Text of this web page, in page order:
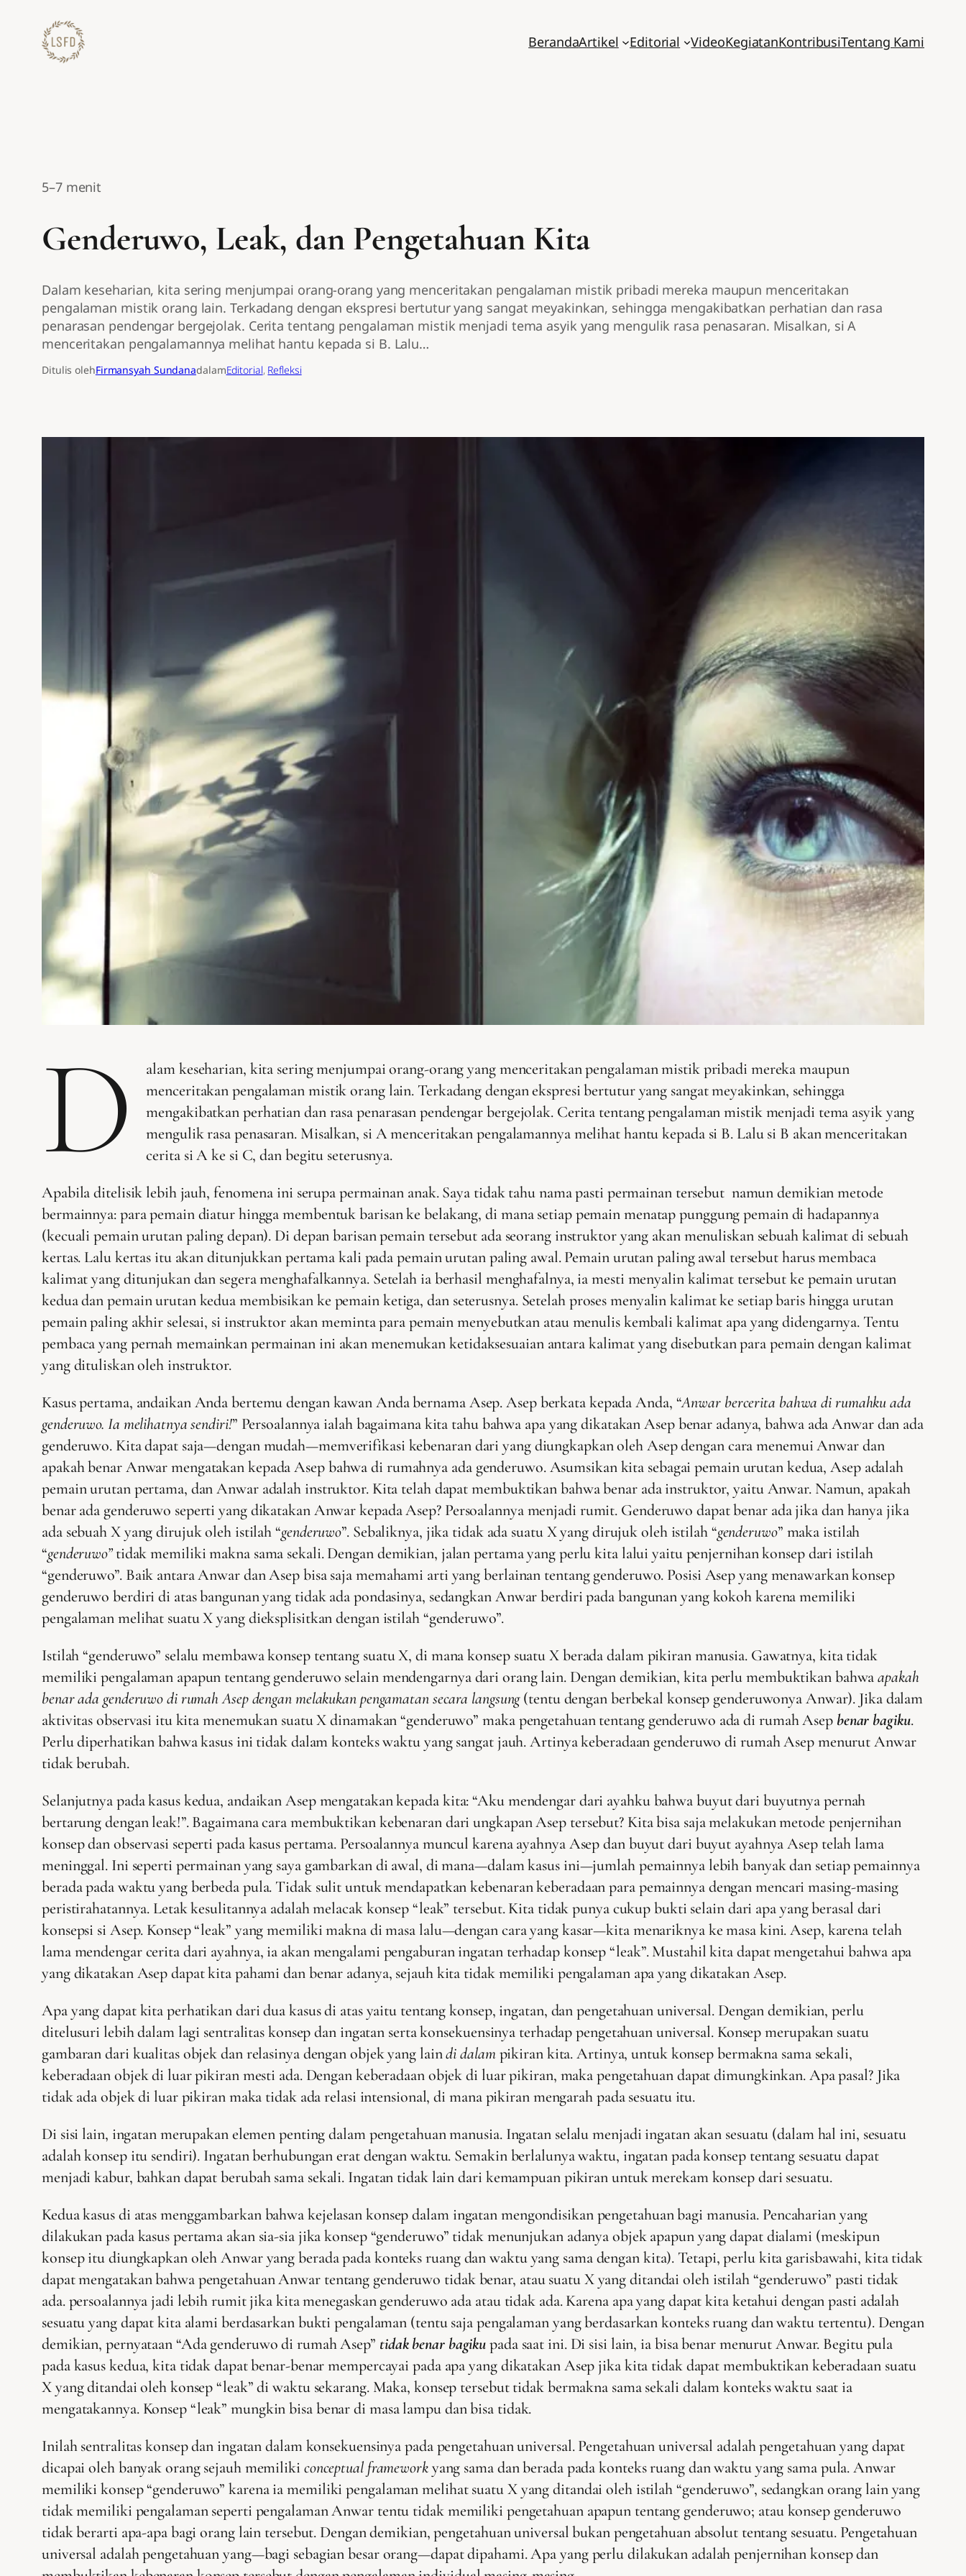
konten
BerandaArtikel Editorial VideoKegiatanKontribusiTentang Kami
5–7 menit
Genderuwo, Leak, dan Pengetahuan Kita
Dalam keseharian, kita sering menjumpai orang-orang yang menceritakan pengalaman mistik pribadi mereka maupun menceritakan
pengalaman mistik orang lain. Terkadang dengan ekspresi bertutur yang sangat meyakinkan, sehingga mengakibatkan perhatian dan rasa
penarasan pendengar bergejolak. Cerita tentang pengalaman mistik menjadi tema asyik yang mengulik rasa penasaran. Misalkan, si A
menceritakan pengalamannya melihat hantu kepada si B. Lalu…
Ditulis olehFirmansyah SundanadalamEditorial, Refleksi
D
alam keseharian, kita sering menjumpai orang-orang yang menceritakan pengalaman mistik pribadi mereka maupun
menceritakan pengalaman mistik orang lain. Terkadang dengan ekspresi bertutur yang sangat meyakinkan, sehingga
mengakibatkan perhatian dan rasa penarasan pendengar bergejolak. Cerita tentang pengalaman mistik menjadi tema asyik yang
mengulik rasa penasaran. Misalkan, si A menceritakan pengalamannya melihat hantu kepada si B. Lalu si B akan menceritakan
cerita si A ke si C, dan begitu seterusnya.
Apabila ditelisik lebih jauh, fenomena ini serupa permainan anak. Saya tidak tahu nama pasti permainan tersebut namun demikian metode
bermainnya: para pemain diatur hingga membentuk barisan ke belakang, di mana setiap pemain menatap punggung pemain di hadapannya
(kecuali pemain urutan paling depan). Di depan barisan pemain tersebut ada seorang instruktor yang akan menuliskan sebuah kalimat di sebuah
kertas. Lalu kertas itu akan ditunjukkan pertama kali pada pemain urutan paling awal. Pemain urutan paling awal tersebut harus membaca
kalimat yang ditunjukan dan segera menghafalkannya. Setelah ia berhasil menghafalnya, ia mesti menyalin kalimat tersebut ke pemain urutan
kedua dan pemain urutan kedua membisikan ke pemain ketiga, dan seterusnya. Setelah proses menyalin kalimat ke setiap baris hingga urutan
pemain paling akhir selesai, si instruktor akan meminta para pemain menyebutkan atau menulis kembali kalimat apa yang didengarnya. Tentu
pembaca yang pernah memainkan permainan ini akan menemukan ketidaksesuaian antara kalimat yang disebutkan para pemain dengan kalimat
yang dituliskan oleh instruktor.
Kasus pertama, andaikan Anda bertemu dengan kawan Anda bernama Asep. Asep berkata kepada Anda, “Anwar bercerita bahwa di rumahku ada
genderuwo. Ia melihatnya sendiri!” Persoalannya ialah bagaimana kita tahu bahwa apa yang dikatakan Asep benar adanya, bahwa ada Anwar dan ada
genderuwo. Kita dapat saja—dengan mudah—memverifikasi kebenaran dari yang diungkapkan oleh Asep dengan cara menemui Anwar dan
apakah benar Anwar mengatakan kepada Asep bahwa di rumahnya ada genderuwo. Asumsikan kita sebagai pemain urutan kedua, Asep adalah
pemain urutan pertama, dan Anwar adalah instruktor. Kita telah dapat membuktikan bahwa benar ada instruktor, yaitu Anwar. Namun, apakah
benar ada genderuwo seperti yang dikatakan Anwar kepada Asep? Persoalannya menjadi rumit. Genderuwo dapat benar ada jika dan hanya jika
ada sebuah X yang dirujuk oleh istilah “genderuwo”. Sebaliknya, jika tidak ada suatu X yang dirujuk oleh istilah “genderuwo” maka istilah
“genderuwo”tidak memiliki makna sama sekali. Dengan demikian, jalan pertama yang perlu kita lalui yaitu penjernihan konsep dari istilah
“genderuwo”. Baik antara Anwar dan Asep bisa saja memahami arti yang berlainan tentang genderuwo. Posisi Asep yang menawarkan konsep
genderuwo berdiri di atas bangunan yang tidak ada pondasinya, sedangkan Anwar berdiri pada bangunan yang kokoh karena memiliki
pengalaman melihat suatu X yang dieksplisitkan dengan istilah “genderuwo”.
Istilah “genderuwo” selalu membawa konsep tentang suatu X, di mana konsep suatu X berada dalam pikiran manusia. Gawatnya, kita tidak
memiliki pengalaman apapun tentang genderuwo selain mendengarnya dari orang lain. Dengan demikian, kita perlu membuktikan bahwaapakah
benar ada genderuwo di rumah Asep dengan melakukan pengamatan secara langsung(tentu dengan berbekal konsep genderuwonya Anwar). Jika dalam
aktivitas observasi itu kita menemukan suatu X dinamakan “genderuwo” maka pengetahuan tentang genderuwo ada di rumah Asep benar bagiku.
Perlu diperhatikan bahwa kasus ini tidak dalam konteks waktu yang sangat jauh. Artinya keberadaan genderuwo di rumah Asep menurut Anwar
tidak berubah.
Selanjutnya pada kasus kedua, andaikan Asep mengatakan kepada kita: “Aku mendengar dari ayahku bahwa buyut dari buyutnya pernah
bertarung dengan leak!”. Bagaimana cara membuktikan kebenaran dari ungkapan Asep tersebut? Kita bisa saja melakukan metode penjernihan
konsep dan observasi seperti pada kasus pertama. Persoalannya muncul karena ayahnya Asep dan buyut dari buyut ayahnya Asep telah lama
meninggal. Ini seperti permainan yang saya gambarkan di awal, di mana—dalam kasus ini—jumlah pemainnya lebih banyak dan setiap pemainnya
berada pada waktu yang berbeda pula. Tidak sulit untuk mendapatkan kebenaran keberadaan para pemainnya dengan mencari masing-masing
peristirahatannya. Letak kesulitannya adalah melacak konsep “leak” tersebut. Kita tidak punya cukup bukti selain dari apa yang berasal dari
konsepsi si Asep. Konsep “leak” yang memiliki makna di masa lalu—dengan cara yang kasar—kita menariknya ke masa kini. Asep, karena telah
lama mendengar cerita dari ayahnya, ia akan mengalami pengaburan ingatan terhadap konsep “leak”. Mustahil kita dapat mengetahui bahwa apa
yang dikatakan Asep dapat kita pahami dan benar adanya, sejauh kita tidak memiliki pengalaman apa yang dikatakan Asep.
Apa yang dapat kita perhatikan dari dua kasus di atas yaitu tentang konsep, ingatan, dan pengetahuan universal. Dengan demikian, perlu
ditelusuri lebih dalam lagi sentralitas konsep dan ingatan serta konsekuensinya terhadap pengetahuan universal. Konsep merupakan suatu
gambaran dari kualitas objek dan relasinya dengan objek yang laindi dalampikiran kita. Artinya, untuk konsep bermakna sama sekali,
keberadaan objek di luar pikiran mesti ada. Dengan keberadaan objek di luar pikiran, maka pengetahuan dapat dimungkinkan. Apa pasal? Jika
tidak ada objek di luar pikiran maka tidak ada relasi intensional, di mana pikiran mengarah pada sesuatu itu.
Di sisi lain, ingatan merupakan elemen penting dalam pengetahuan manusia. Ingatan selalu menjadi ingatan akan sesuatu (dalam hal ini, sesuatu
adalah konsep itu sendiri). Ingatan berhubungan erat dengan waktu. Semakin berlalunya waktu, ingatan pada konsep tentang sesuatu dapat
menjadi kabur, bahkan dapat berubah sama sekali. Ingatan tidak lain dari kemampuan pikiran untuk merekam konsep dari sesuatu.
Kedua kasus di atas menggambarkan bahwa kejelasan konsep dalam ingatan mengondisikan pengetahuan bagi manusia. Pencaharian yang
dilakukan pada kasus pertama akan sia-sia jika konsep “genderuwo” tidak menunjukan adanya objek apapun yang dapat dialami (meskipun
konsep itu diungkapkan oleh Anwar yang berada pada konteks ruang dan waktu yang sama dengan kita). Tetapi, perlu kita garisbawahi, kita tidak
dapat mengatakan bahwa pengetahuan Anwar tentang genderuwo tidak benar, atau suatu X yang ditandai oleh istilah “genderuwo” pasti tidak
ada. persoalannya jadi lebih rumit jika kita menegaskan genderuwo ada atau tidak ada. Karena apa yang dapat kita ketahui dengan pasti adalah
sesuatu yang dapat kita alami berdasarkan bukti pengalaman (tentu saja pengalaman yang berdasarkan konteks ruang dan waktu tertentu). Dengan
demikian, pernyataan “Ada genderuwo di rumah Asep” tidak benar bagikupada saat ini. Di sisi lain, ia bisa benar menurut Anwar. Begitu pula
pada kasus kedua, kita tidak dapat benar-benar mempercayai pada apa yang dikatakan Asep jika kita tidak dapat membuktikan keberadaan suatu
X yang ditandai oleh konsep “leak” di waktu sekarang. Maka, konsep tersebut tidak bermakna sama sekali dalam konteks waktu saat ia
mengatakannya. Konsep “leak” mungkin bisa benar di masa lampu dan bisa tidak.
Inilah sentralitas konsep dan ingatan dalam konsekuensinya pada pengetahuan universal. Pengetahuan universal adalah pengetahuan yang dapat
dicapai oleh banyak orang sejauh memiliki conceptual frameworkyang sama dan berada pada konteks ruang dan waktu yang sama pula. Anwar
memiliki konsep “genderuwo” karena ia memiliki pengalaman melihat suatu X yang ditandai oleh istilah “genderuwo”, sedangkan orang lain yang
tidak memiliki pengalaman seperti pengalaman Anwar tentu tidak memiliki pengetahuan apapun tentang genderuwo; atau konsep genderuwo
tidak berarti apa-apa bagi orang lain tersebut. Dengan demikian, pengetahuan universal bukan pengetahuan absolut tentang sesuatu. Pengetahuan
universal adalah pengetahuan yang—bagi sebagian besar orang—dapat dipahami. Apa yang perlu dilakukan adalah penjernihan konsep dan